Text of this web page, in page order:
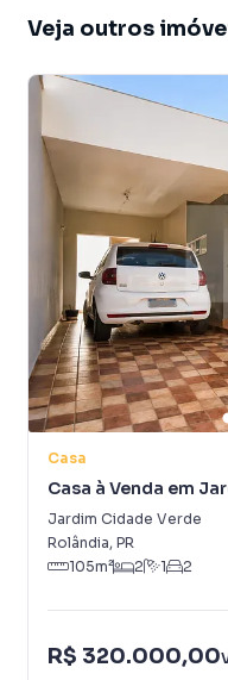
Veja outros
Casa
Casa à Venda em
Jardim Cidade Verde
Rolândia, PR
105m² 2 1 2
R$ 320.000,00